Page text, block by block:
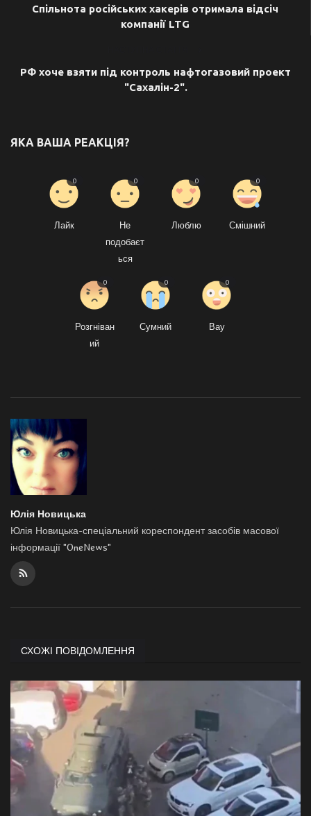
Спільнота російських хакерів отримала відсіч
компанії LTG
РФ хоче взяти під контроль нафтогазовий проект
"Сахалін-2".
ЯКА ВАША РЕАКЦІЯ?
Лайк
0
Не
подобаєт
ься
0
Люблю
0
Смішний
0
Розгніван
ий
0
Сумний
0
Вау
0
Юлія Новицька
Юлія Новицька-спеціальний кореспондент засобів масової
інформації "OneNews"
СХОЖІ ПОВІДОМЛЕННЯ